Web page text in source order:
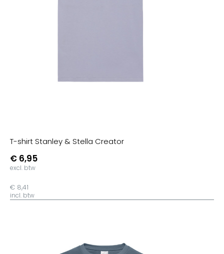
T-shirt Stanley & Stella Creator
€ 6,95
excl. btw
€ 8,41
incl. btw